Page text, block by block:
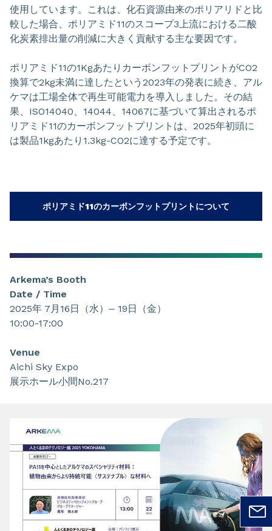
使用しています。これは、化石資源由来のポリアリドと比
較した場合、ポリアミド11のスコープ3上流における二酸
化炭素排出量の削減に大きく貢献する主な要因です。
ポリアミド11の1KgあたりカーボンフットプリントがCO2
換算で2kg未満に達したという2023年の発表に続き、アル
ケマは工場全体で再生可能電力を導入しました。その結
果、ISO14040、14044、14067に基づいて算出されるポ
リアミド11のカーボンフットプリントは、2025年初頭に
は製品1kgあたり1.3kg-CO2に達する予定です。
ポリアミド11のカーボンフットプリントについて
Arkema’s Booth
Date / Time
2025年 7月16日（水）– 19日（金）
10:00-17:00
Venue
Aichi Sky Expo
展示ホール小間No.217